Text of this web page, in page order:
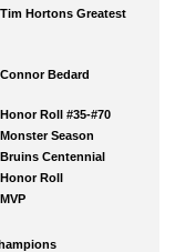
Hortons Greatest
Bedard
Roll #35-#70
Season
Centennial
Roll